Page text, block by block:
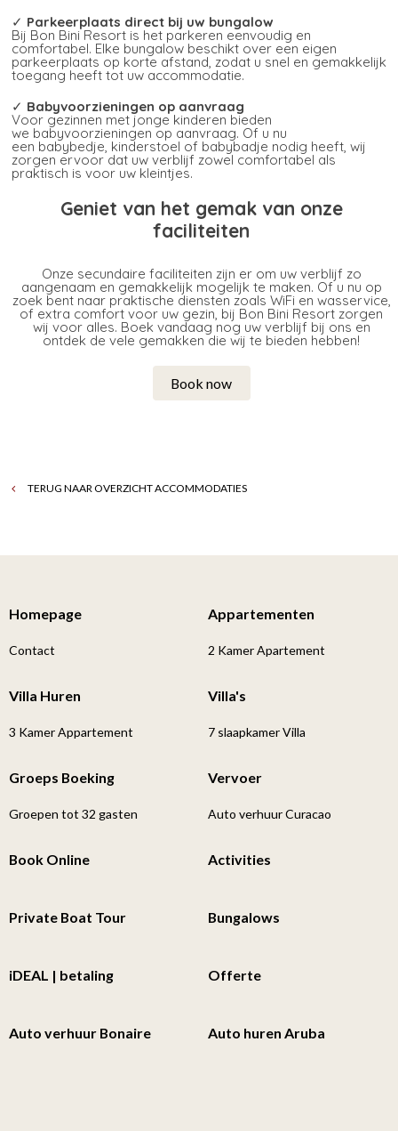
✓ Parkeerplaats direct bij uw bungalow
Bij Bon Bini Resort is het parkeren eenvoudig en
comfortabel. Elke bungalow beschikt over een eigen
parkeerplaats op korte afstand, zodat u snel en gemakkelijk
toegang heeft tot uw accommodatie.
✓ Babyvoorzieningen op aanvraag
Voor gezinnen met jonge kinderen bieden
we babyvoorzieningen op aanvraag. Of u nu
een babybedje, kinderstoel of babybadje nodig heeft, wij
zorgen ervoor dat uw verblijf zowel comfortabel als
praktisch is voor uw kleintjes.
Geniet van het gemak van onze
faciliteiten
Onze secundaire faciliteiten zijn er om uw verblijf zo
aangenaam en gemakkelijk mogelijk te maken. Of u nu op
zoek bent naar praktische diensten zoals WiFi en wasservice,
of extra comfort voor uw gezin, bij Bon Bini Resort zorgen
wij voor alles. Boek vandaag nog uw verblijf bij ons en
ontdek de vele gemakken die wij te bieden hebben!
Book now
TERUG NAAR OVERZICHT ACCOMMODATIES
Homepage
Contact
Appartementen
2 Kamer Apartement
Villa Huren
3 Kamer Appartement
Villa's
7 slaapkamer Villa
Groeps Boeking
Groepen tot 32 gasten
Vervoer
Auto verhuur Curacao
Book Online Activities
Private Boat Tour Bungalows
iDEAL | betaling Offerte
Auto verhuur Bonaire Auto huren Aruba